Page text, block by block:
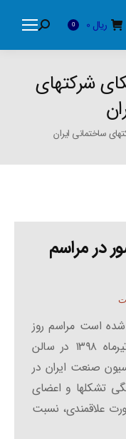
ریال 0
Search:
شرکتهای
در مراسم
شده است مراسم روز
ملی صنعت و معدن در تاریخ ۱۰ تیرماه ۱۳۹۸ در سالن
صنعت ایران در
تشکلها و اعضای
علاقمندی، نسبت